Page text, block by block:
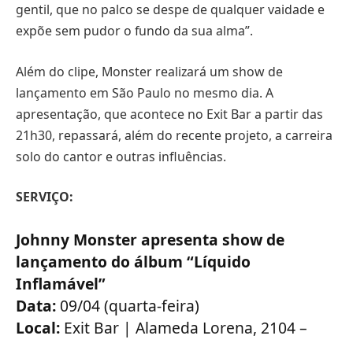
gentil, que no palco se despe de qualquer vaidade e
expõe sem pudor o fundo da sua alma”.
Além do clipe, Monster realizará um show de
lançamento em São Paulo no mesmo dia. A
apresentação, que acontece no Exit Bar a partir das
21h30, repassará, além do recente projeto, a carreira
solo do cantor e outras influências.
SERVIÇO:
Johnny Monster apresenta show de
lançamento do álbum “Líquido
Inflamável”
Data: 09/04 (quarta-feira)
Local: Exit Bar | Alameda Lorena, 2104 –